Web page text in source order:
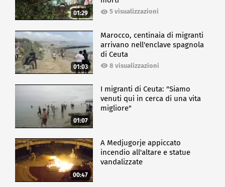
01:29 5 visualizzazioni
01:03
Marocco, centinaia di migranti
arrivano nell'enclave spagnola
di Ceuta
8 visualizzazioni
01:07
I migranti di Ceuta: "Siamo
venuti qui in cerca di una vita
migliore"
00:47
A Medjugorje appiccato
incendio all'altare e statue
vandalizzate